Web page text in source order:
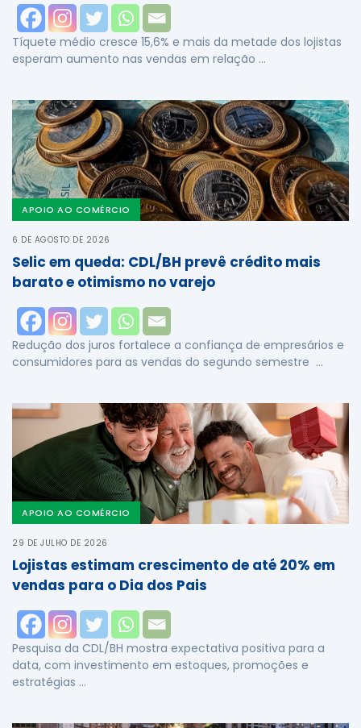
Tíquete médio cresce 15,6% e mais da metade dos lojistas
esperam aumento nas vendas em relação …
APOIO AO COMÉRCIO
6 DE AGOSTO DE 2026
Selic em queda: CDL/BH prevê crédito mais
barato e otimismo no varejo
Redução dos juros fortalece a confiança de empresários e
consumidores para as vendas do segundo semestre …
APOIO AO COMÉRCIO
29 DE JULHO DE 2026
Lojistas estimam crescimento de até 20% em
vendas para o Dia dos Pais
Pesquisa da CDL/BH mostra expectativa positiva para a
data, com investimento em estoques, promoções e
estratégias …